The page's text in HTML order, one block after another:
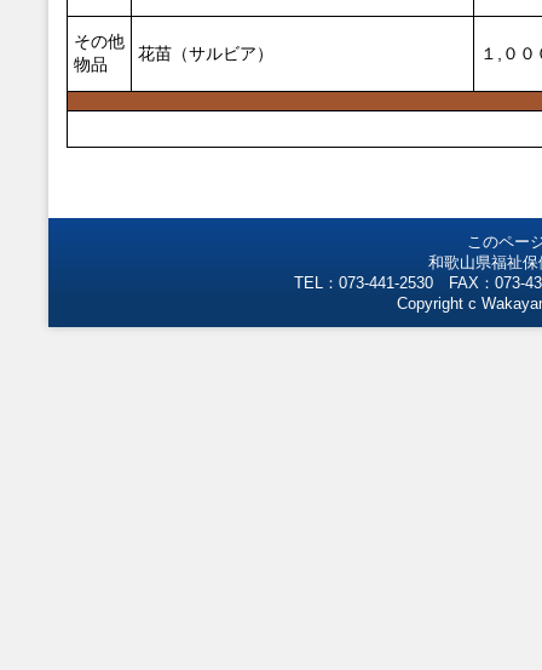
その他
物品
花苗（サルビア） １,００
このペー
和歌山県福祉
TEL：073-441-2530 FAX：073-
Copyright c